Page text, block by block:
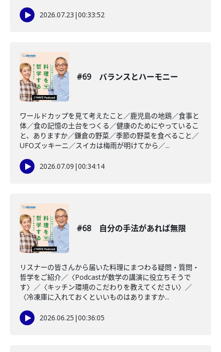
2026.07.23 |00:33:52
#69 バランスとハーモニー
ワールドカップを見て考えたこと／鹿児島の地鶏／食事と
体／食の記憶の土台をつくる／健康のためにやっているこ
と、ありますか／鎌倉の野菜／季節の野菜を食べること／
UFOズッキーニ／スイカは梅雨が明けてから／...
2026.07.09 |00:34:14
#68 自分の手法があれば無限
リスナーの皆さんから届いた料理にまつわる疑問・質問・
哲学をご紹介／〈Podcastが数学の講演に役立ちそうで
す〉／〈キッチン環境のこだわりを教えてください〉／
〈冷凍庫に入れておくといいものはありますか...
2026.06.25 |00:36:05